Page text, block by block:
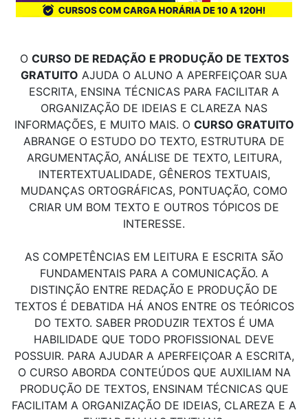
O CURSO DE REDAÇÃO E PRODUÇÃO DE TEXTOS
GRATUITO AJUDA O ALUNO A APERFEIÇOAR SUA
ESCRITA, ENSINA TÉCNICAS PARA FACILITAR A
ORGANIZAÇÃO DE IDEIAS E CLAREZA NAS
INFORMAÇÕES, E MUITO MAIS. O CURSO GRATUITO
ABRANGE O ESTUDO DO TEXTO, ESTRUTURA DE
ARGUMENTAÇÃO, ANÁLISE DE TEXTO, LEITURA,
INTERTEXTUALIDADE, GÊNEROS TEXTUAIS,
MUDANÇAS ORTOGRÁFICAS, PONTUAÇÃO, COMO
CRIAR UM BOM TEXTO E OUTROS TÓPICOS DE
INTERESSE.
AS COMPETÊNCIAS EM LEITURA E ESCRITA SÃO
FUNDAMENTAIS PARA A COMUNICAÇÃO. A
DISTINÇÃO ENTRE REDAÇÃO E PRODUÇÃO DE
TEXTOS É DEBATIDA HÁ ANOS ENTRE OS TEÓRICOS
DO TEXTO. SABER PRODUZIR TEXTOS É UMA
HABILIDADE QUE TODO PROFISSIONAL DEVE
POSSUIR. PARA AJUDAR A APERFEIÇOAR A ESCRITA,
O CURSO ABORDA CONTEÚDOS QUE AUXILIAM NA
PRODUÇÃO DE TEXTOS, ENSINAM TÉCNICAS QUE
FACILITAM A ORGANIZAÇÃO DE IDEIAS, CLAREZA E A